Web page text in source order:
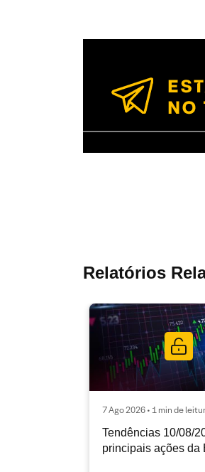
Relatórios
7 Ago 2026 • 1 min de
Tendências 10/08/
principais ações da